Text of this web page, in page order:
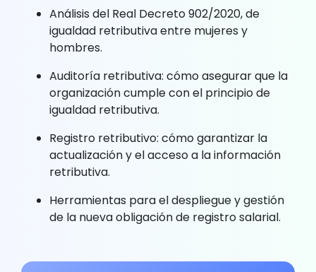
Análisis del Real Decreto 902/2020, de
igualdad retributiva entre mujeres y
hombres.
Auditoría retributiva: cómo asegurar que la
organización cumple con el principio de
igualdad retributiva.
Registro retributivo: cómo garantizar la
actualización y el acceso a la información
retributiva.
Herramientas para el despliegue y gestión
de la nueva obligación de registro salarial.